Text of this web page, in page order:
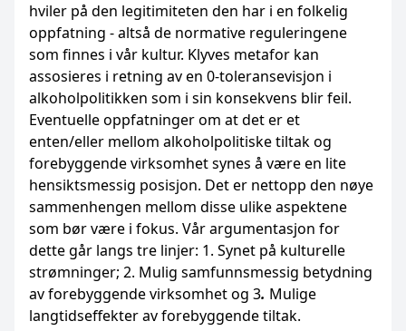
hviler på den legitimiteten den har i en folkelig
oppfatning - altså de normative reguleringene
som finnes i vår kultur. Klyves metafor kan
assosieres i retning av en 0-toleransevisjon i
alkoholpolitikken som i sin konsekvens blir feil.
Eventuelle oppfatninger om at det er et
enten/eller mellom alkoholpolitiske tiltak og
forebyggende virksomhet synes å være en lite
hensiktsmessig posisjon. Det er nettopp den nøye
sammenhengen mellom disse ulike aspektene
som bør være i fokus. Vår argumentasjon for
dette går langs tre linjer: 1. Synet på kulturelle
strømninger; 2. Mulig samfunnsmessig betydning
av forebyggende virksomhet og 3. Mulige
langtidseffekter av forebyggende tiltak.